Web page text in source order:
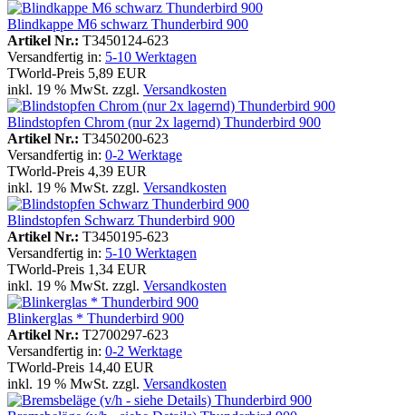
Blindkappe M6 schwarz Thunderbird 900
Artikel Nr.: T3450124-623
Versandfertig in: 5-10 Werktagen
TWorld-Preis 5,89 EUR
inkl. 19 % MwSt. zzgl. Versandkosten
Blindstopfen Chrom (nur 2x lagernd) Thunderbird 900
Artikel Nr.: T3450200-623
Versandfertig in: 0-2 Werktage
TWorld-Preis 4,39 EUR
inkl. 19 % MwSt. zzgl. Versandkosten
Blindstopfen Schwarz Thunderbird 900
Artikel Nr.: T3450195-623
Versandfertig in: 5-10 Werktagen
TWorld-Preis 1,34 EUR
inkl. 19 % MwSt. zzgl. Versandkosten
Blinkerglas * Thunderbird 900
Artikel Nr.: T2700297-623
Versandfertig in: 0-2 Werktage
TWorld-Preis 14,40 EUR
inkl. 19 % MwSt. zzgl. Versandkosten